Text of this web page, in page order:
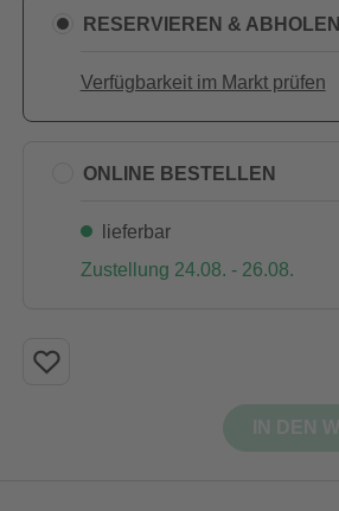
RESERVIEREN & ABHOLEN
Verfügbarkeit im Markt prüfen
ONLINE BESTELLEN
lieferbar
Zustellung 24.08. - 26.08.